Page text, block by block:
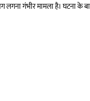
गंभीर मामला है। घटना